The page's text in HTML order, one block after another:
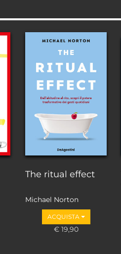
The ritual effect
Michael Norton
ACQUISTA
€ 19,90